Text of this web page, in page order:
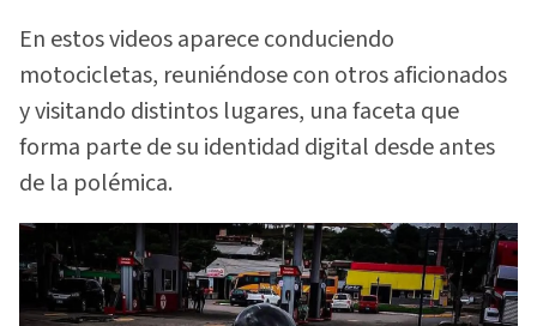
En estos videos aparece conduciendo
motocicletas, reuniéndose con otros aficionados
y visitando distintos lugares, una faceta que
forma parte de su identidad digital desde antes
de la polémica.